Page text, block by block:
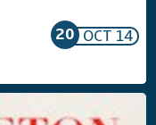
20 OCT 14